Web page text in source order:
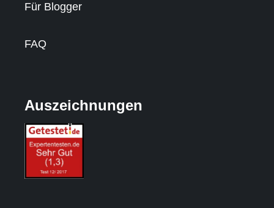
Für Blogger
FAQ
Auszeichnungen